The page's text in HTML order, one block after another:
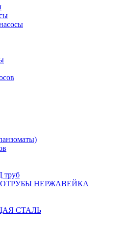
труб
НЕРЖАВЕЙКА
СТАЛЬ